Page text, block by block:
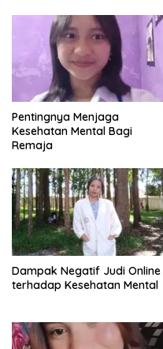
Pentingnya Menjaga
Kesehatan Mental Bagi
Remaja
Dampak Negatif Judi Online
terhadap Kesehatan Mental